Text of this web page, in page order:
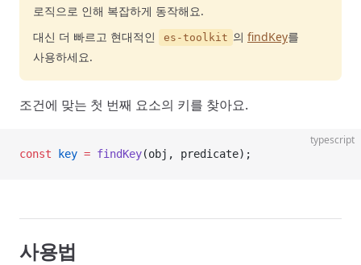
로직으로 인해 복잡하게 동작해요.
대신 더 빠르고 현대적인
es-toolkit 의 findKey를
사용하세요.
조건에 맞는 첫 번째 요소의 키를 찾아요.
typescript
const key = findKey(obj, predicate);
사용법